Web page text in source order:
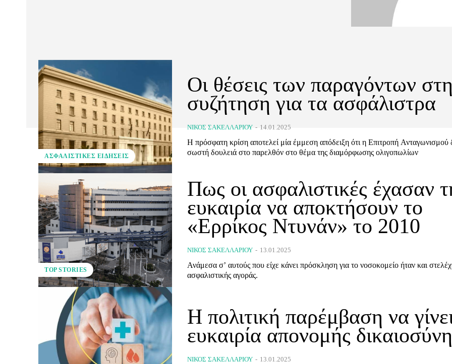
ΑΣΦΑΛΙΣΤΙΚΕΣ ΕΙΔΗΣΕΙΣ
Οι θέσεις των παραγόντων στη
συζήτηση για τα ασφάλιστρα
ΝΊΚΟΣ ΣΑΚΕΛΛΑΡΊΟΥ - 14.01.2025
Η πρόσφατη κρίση αποτελεί μία έμμεση απόδειξη ότι η Επιτροπή Ανταγωνισμού
σωστή δουλειά στο παρελθόν στο θέμα της διαμόρφωσης ολιγοπωλίων
TOP STORIES
Πως οι ασφαλιστικές έχασαν
ευκαιρία να αποκτήσουν το
«Ερρίκος Ντυνάν» το 2010
ΝΊΚΟΣ ΣΑΚΕΛΛΑΡΊΟΥ - 13.01.2025
Ανάμεσα σ’ αυτούς που είχε κάνει πρόσκληση για το νοσοκομείο ήταν και
ασφαλιστικής αγοράς.
Η πολιτική παρέμβαση να
ευκαιρία απονομής
ΝΊΚΟΣ ΣΑΚΕΛΛΑΡΊΟΥ - 13.01.2025